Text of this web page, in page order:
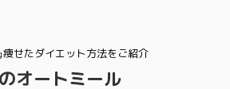
せたダイエット方法をご紹介
オートミール